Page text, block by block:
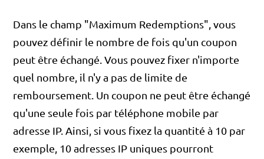
Dans le champ "Maximum Redemptions", vous
pouvez définir le nombre de fois qu'un coupon
peut être échangé. Vous pouvez fixer n'importe
quel nombre, il n'y a pas de limite de
remboursement. Un coupon ne peut être échangé
qu'une seule fois par téléphone mobile par
adresse IP. Ainsi, si vous fixez la quantité à 10 par
exemple, 10 adresses IP uniques pourront